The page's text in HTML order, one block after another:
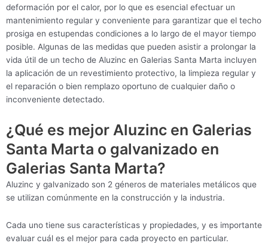
deformación por el calor, por lo que es esencial efectuar un
mantenimiento regular y conveniente para garantizar que el techo
prosiga en estupendas condiciones a lo largo de el mayor tiempo
posible. Algunas de las medidas que pueden asistir a prolongar la
vida útil de un techo de Aluzinc en Galerias Santa Marta incluyen
la aplicación de un revestimiento protectivo, la limpieza regular y
el reparación o bien remplazo oportuno de cualquier daño o
inconveniente detectado.
¿Qué es mejor Aluzinc en Galerias
Santa Marta o galvanizado en
Galerias Santa Marta?
Aluzinc y galvanizado son 2 géneros de materiales metálicos que
se utilizan comúnmente en la construcción y la industria.
Cada uno tiene sus características y propiedades, y es importante
evaluar cuál es el mejor para cada proyecto en particular.